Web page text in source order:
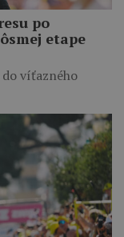
po
etape
víťazného